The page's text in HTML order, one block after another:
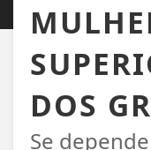
DOS
Se